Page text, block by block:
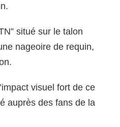
situé sur le talon
nageoire de requin,
visuel fort de ce
auprès des fans de la